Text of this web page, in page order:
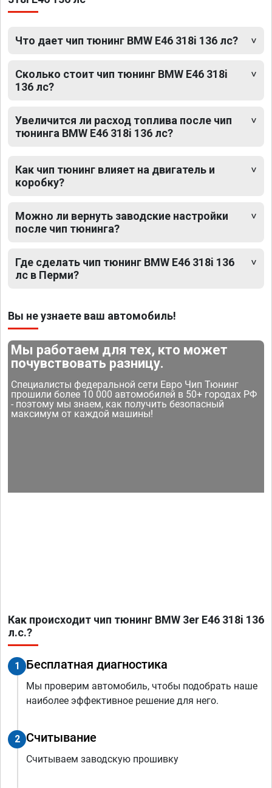
Что дает чип тюнинг BMW E46 318i 136 лс?
Сколько стоит чип тюнинг BMW E46 318i
136 лс?
Увеличится ли расход топлива после чип
тюнинга BMW E46 318i 136 лс?
Как чип тюнинг влияет на двигатель и
коробку?
Можно ли вернуть заводские настройки
после чип тюнинга?
Где сделать чип тюнинг BMW E46 318i 136
лс в Перми?
Вы не узнаете ваш автомобиль!
Мы работаем для тех, кто может
почувствовать разницу.
Специалисты федеральной сети Евро Чип Тюнинг
прошили более 10 000 автомобилей в 50+ городах РФ
- поэтому мы знаем, как получить безопасный
максимум от каждой машины!
Как происходит чип тюнинг BMW 3er E46 318i 136
л.с.?
1 Бесплатная диагностика
Мы проверим автомобиль, чтобы подобрать наше
наиболее эффективное решение для него.
2 Считывание
Считываем заводскую прошивку